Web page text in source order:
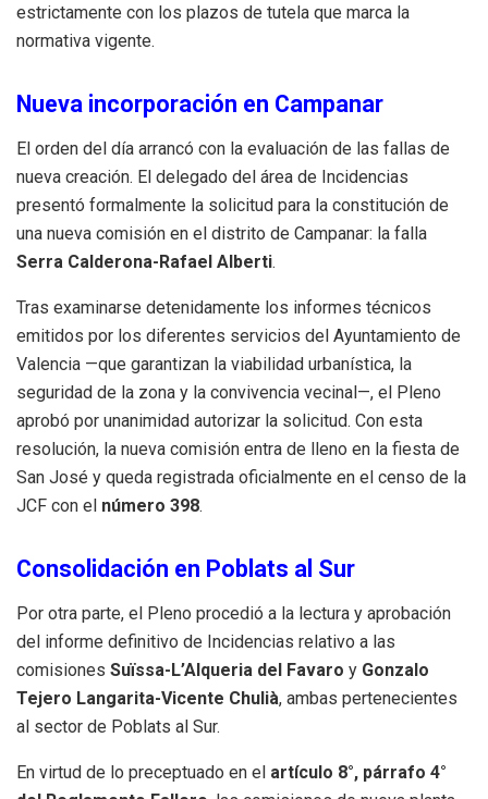
estrictamente con los plazos de tutela que marca la
normativa vigente.
Nueva incorporación en Campanar
El orden del día arrancó con la evaluación de las fallas de
nueva creación. El delegado del área de Incidencias
presentó formalmente la solicitud para la constitución de
una nueva comisión en el distrito de Campanar: la falla
Serra Calderona-Rafael Alberti.
Tras examinarse detenidamente los informes técnicos
emitidos por los diferentes servicios del Ayuntamiento de
Valencia —que garantizan la viabilidad urbanística, la
seguridad de la zona y la convivencia vecinal—, el Pleno
aprobó por unanimidad autorizar la solicitud. Con esta
resolución, la nueva comisión entra de lleno en la fiesta de
San José y queda registrada oficialmente en el censo de la
JCF con el número 398.
Consolidación en Poblats al Sur
Por otra parte, el Pleno procedió a la lectura y aprobación
del informe definitivo de Incidencias relativo a las
comisiones Suïssa-L’Alqueria del Favaro y Gonzalo
Tejero Langarita-Vicente Chulià, ambas pertenecientes
al sector de Poblats al Sur.
En virtud de lo preceptuado en el artículo 8°, párrafo 4°